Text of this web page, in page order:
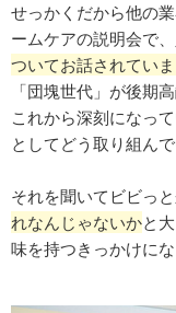
せっかくだから他の
ームケアの説明会で
ついてお話されていま
「団塊世代」が後期
これから深刻になっ
としてどう取り組ん
それを聞いてビビっ
れなんじゃないかと
味を持つきっかけにな